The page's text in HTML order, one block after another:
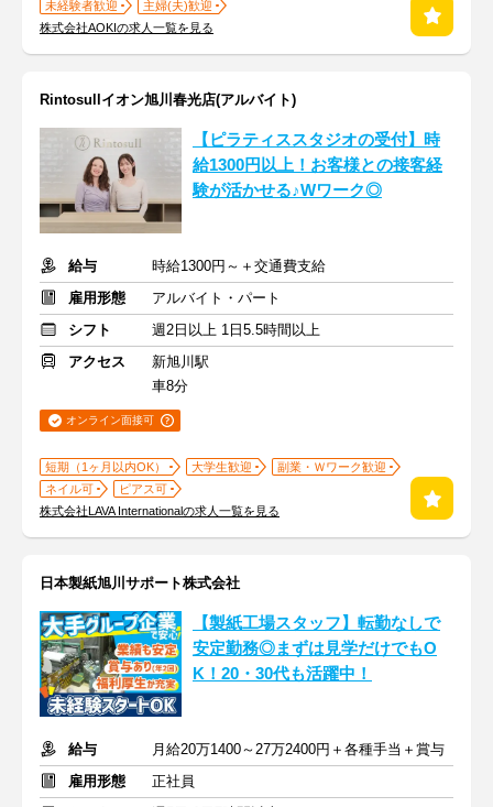
未経験者歓迎
主婦(夫)歓迎
株式会社AOKIの求人一覧を見る
Rintosullイオン旭川春光店(アルバイト)
【ピラティススタジオの受付】時
給1300円以上！お客様との接客経
験が活かせる♪Wワーク◎
給与
時給1300円～＋交通費支給
雇用形態
アルバイト・パート
シフト
週2日以上 1日5.5時間以上
アクセス
新旭川駅
車8分
オンライン面接可
短期（1ヶ月以内OK） 大学生歓迎
副業・Ｗワーク歓迎
ネイル可
ピアス可
株式会社LAVA Internationalの求人一覧を見る
日本製紙旭川サポート株式会社
【製紙工場スタッフ】転勤なしで
安定勤務◎まずは見学だけでもO
K！20・30代も活躍中！
給与
月給20万1400～27万2400円＋各種手当＋賞与
雇用形態
正社員